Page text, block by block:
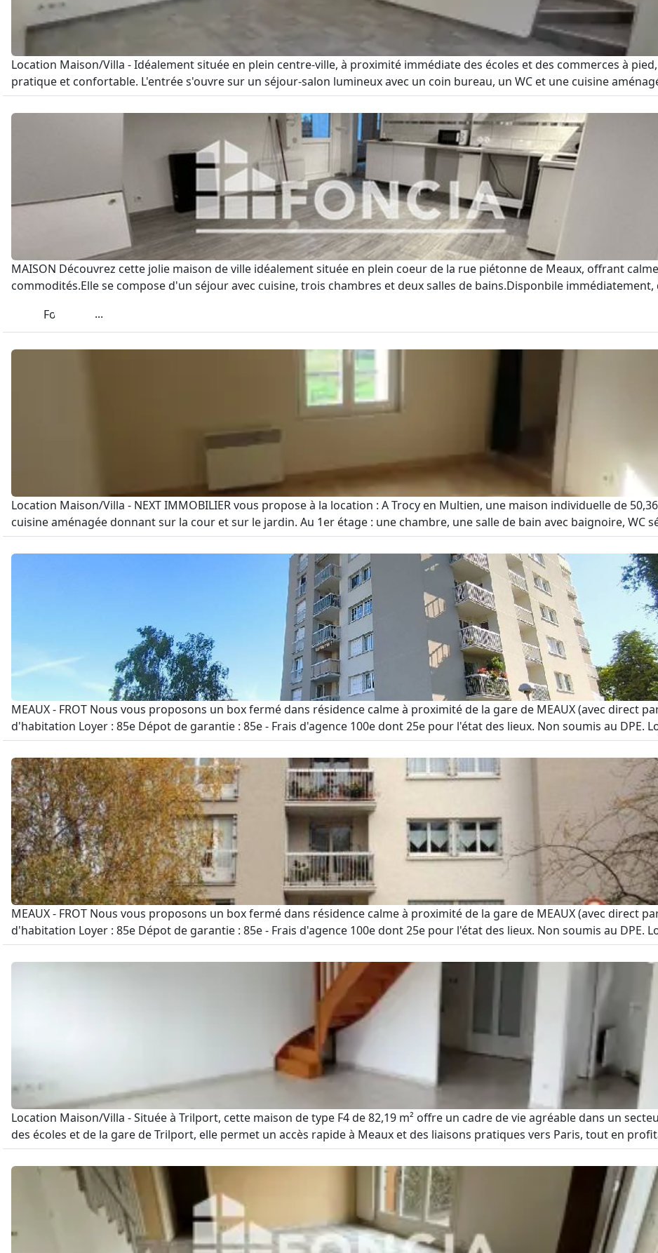
Location Maison/Villa - Idéalement située en plein centre-ville, à proximité immédiate des écoles et des commerces à
pratique et confortable. L'entrée s'ouvre sur un séjour-salon lumineux avec un coin bureau, un WC et une cuisine
MAISON Découvrez cette jolie maison de ville idéalement située en plein coeur de la rue piétonne de Meaux, offrant
commodités.Elle se compose d'un séjour avec cuisine, trois chambres et deux salles de bains.Disponbile
Foncia
...
Location Maison/Villa - NEXT IMMOBILIER vous propose à la location : A Trocy en Multien, une maison individuelle de
cuisine aménagée donnant sur la cour et sur le jardin. Au 1er étage : une chambre, une salle de bain avec baignoire, WC
MEAUX - FROT Nous vous proposons un box fermé dans résidence calme à proximité de la gare de MEAUX (avec direct
d'habitation Loyer : 85e Dépot de garantie : 85e - Frais d'agence 100e dont 25e pour l'état des lieux. Non soumis au DPE.
MEAUX - FROT Nous vous proposons un box fermé dans résidence calme à proximité de la gare de MEAUX (avec direct
d'habitation Loyer : 85e Dépot de garantie : 85e - Frais d'agence 100e dont 25e pour l'état des lieux. Non soumis au DPE.
Location Maison/Villa - Située à Trilport, cette maison de type F4 de 82,19 m² offre un cadre de vie agréable dans un
des écoles et de la gare de Trilport, elle permet un accès rapide à Meaux et des liaisons pratiques vers Paris, tout en